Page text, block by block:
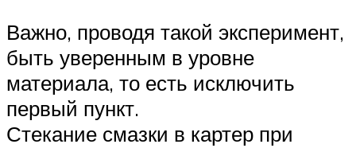
Важно, проводя такой эксперимент,
быть уверенным в уровне
материала, то есть исключить
первый пункт.
Стекание смазки в картер при